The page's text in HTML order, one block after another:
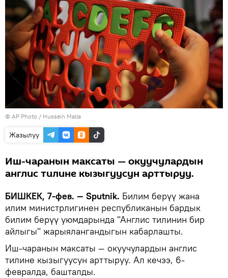
© AP Photo / Hussein Malla
Жазылуу
Иш-чаранын максаты — окуучулардын
англис тилине кызыгуусун арттыруу.
БИШКЕК, 7-фев. — Sputnik. Билим берүү жана
илим министрлигинен республиканын бардык
билим берүү уюмдарында "Англис тилинин бир
айлыгы" жарыялангандыгын кабарлашты.
Иш-чаранын максаты — окуучулардын англис
тилине кызыгуусун арттыруу. Ал кечээ, 6-
февралда, башталды.